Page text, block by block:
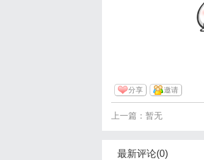
分享 邀请
上一篇：暂无
最新评论(0)